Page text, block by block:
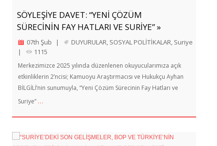
SÖYLEŞİYE DAVET: “YENİ ÇÖZÜM
SÜRECİNİN FAY HATLARI VE SURİYE” »
07th Şub | DUYURULAR, SOSYAL POLİTİKALAR, Suriye
|
1115
Merkezimizce 2025 yılında düzenlenen okuyucularımıza açık
etkinliklerin 2’ncisi; Kamuoyu Araştırmacısı ve Hukukçu Ayhan
BİLGİLİ’nin sunumuyla, “Yeni Çözüm Sürecinin Fay Hatları ve
Suriye” …